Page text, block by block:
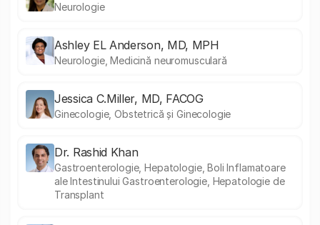
Neurologie
Ashley EL Anderson, MD, MPH
Neurologie, Medicină neuromusculară
Jessica C.Miller, MD, FACOG
Ginecologie, Obstetrică și Ginecologie
Dr. Rashid Khan
Gastroenterologie, Hepatologie, Boli Inflamatoare
ale Intestinului Gastroenterologie, Hepatologie de
Transplant